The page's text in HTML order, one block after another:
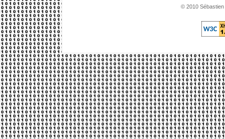
© 2010